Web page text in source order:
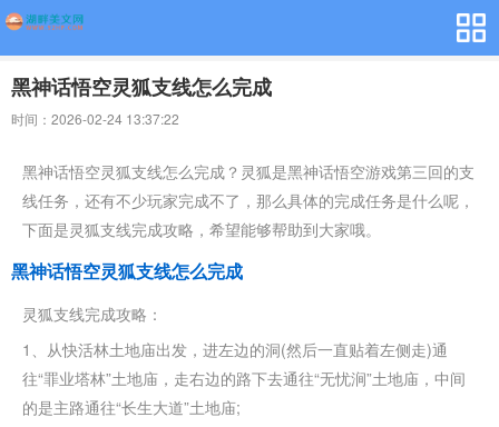
黑神话悟空灵狐支线怎么完成
时间：2026-02-24 13:37:22
黑神话悟空灵狐支线怎么完成？灵狐是黑神话悟空游戏第三回的支
线任务，还有不少玩家完成不了，那么具体的完成任务是什么呢，
下面是灵狐支线完成攻略，希望能够帮助到大家哦。
黑神话悟空灵狐支线怎么完成
灵狐支线完成攻略：
1、从快活林土地庙出发，进左边的洞(然后一直贴着左侧走)通
往“罪业塔林”土地庙，走右边的路下去通往“无忧涧”土地庙，中间
的是主路通往“长生大道”土地庙;